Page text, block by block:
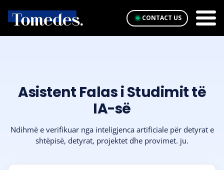
CONTACT US
Asistent Falas i Studimit të
IA-së
Ndihmë e verifikuar nga inteligjenca artificiale për detyrat e
shtëpisë, detyrat, projektet dhe provimet. ju.